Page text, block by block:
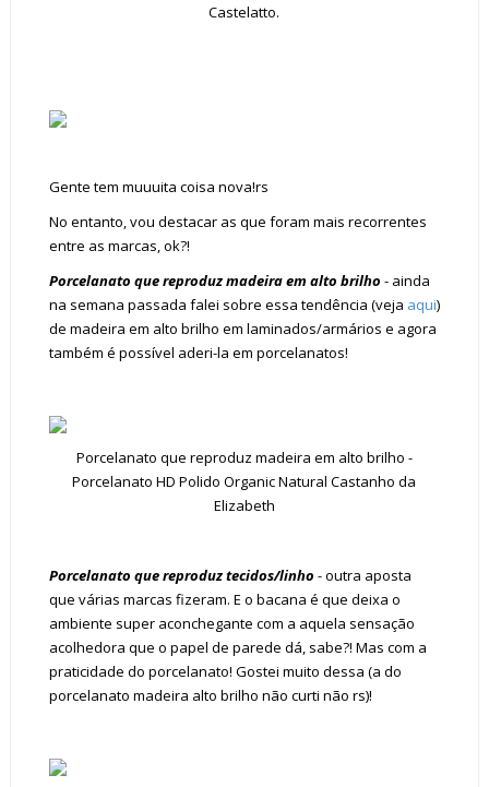
Castelatto.
Gente tem muuuita coisa nova!rs
No entanto, vou destacar as que foram mais recorrentes
entre as marcas, ok?!
Porcelanato que reproduz madeira em alto brilho - ainda
na semana passada falei sobre essa tendência (veja aqui)
de madeira em alto brilho em laminados/armários e agora
também é possível aderi-la em porcelanatos!
Porcelanato que reproduz madeira em alto brilho -
Porcelanato HD Polido Organic Natural Castanho da
Elizabeth
Porcelanato que reproduz tecidos/linho - outra aposta
que várias marcas fizeram. E o bacana é que deixa o
ambiente super aconchegante com a aquela sensação
acolhedora que o papel de parede dá, sabe?! Mas com a
praticidade do porcelanato! Gostei muito dessa (a do
porcelanato madeira alto brilho não curti não rs)!